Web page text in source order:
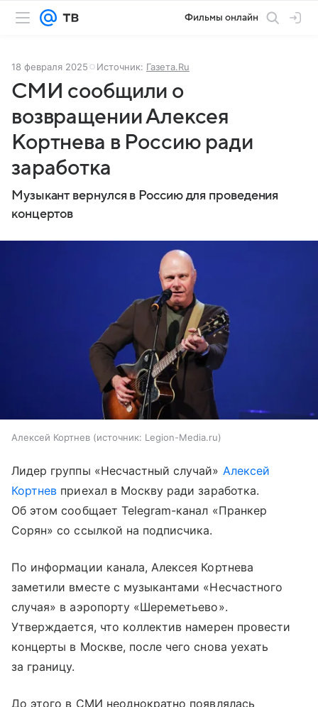
Фильмы онлайн
18 февраля 2025 Источник: Газета.Ru
СМИ сообщили о
возвращении Алексея
Кортнева в Россию ради
заработка
Музыкант вернулся в Россию для проведения
концертов
Алексей Кортнев источник: Legion-Media.ru
Лидер группы «Несчастный случай» Алексей
Кортнев приехал в Москву ради заработка.
Об этом сообщает Telegram-канал «Пранкер
Сорян» со ссылкой на подписчика.
По информации канала, Алексея Кортнева
заметили вместе с музыкантами «Несчастного
случая» в аэропорту «Шереметьево».
Утверждается, что коллектив намерен провести
концерты в Москве, после чего снова уехать
за границу.
До этого в СМИ неоднократно появлялась